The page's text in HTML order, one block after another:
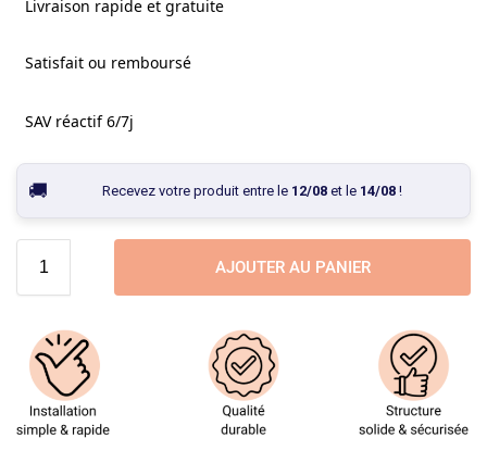
Livraison rapide et gratuite
Satisfait ou remboursé
SAV réactif 6/7j
Recevez votre produit entre le 12/08et le 14/08!
AJOUTER AU PANIER